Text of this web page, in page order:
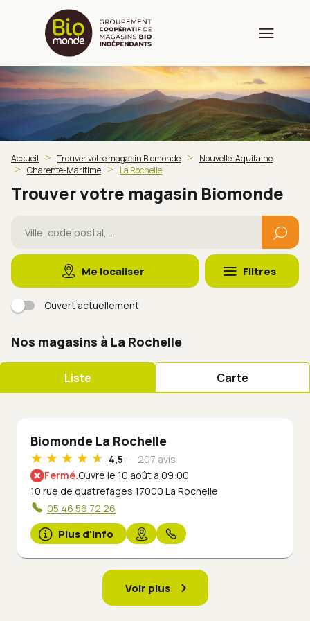
Accueil Trouver votre magasin Biomonde
Nouvelle-Aquitaine
Charente-Maritime
La Rochelle
Trouver votre magasin Biomonde
Me localiser Filtres
Ouvert actuellement
Nos magasins à La Rochelle
Liste Carte
Biomonde La Rochelle
4,5
207 avis
Fermé.Ouvre le 10 août à 09:00
10 rue de quatrefages 17000 La Rochelle
05 46 56 72 26
Plus d'info
Voir plus